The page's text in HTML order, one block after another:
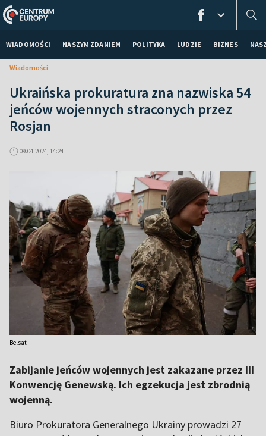
WIADOMOŚCI NASZYM ZDANIEM POLITYKA LUDZIE BIZNES
Wiadomości
Ukraińska prokuratura zna nazwiska 54
jeńców wojennych straconych przez
Rosjan
09.04.2024, 14:24
Belsat
Zabijanie jeńców wojennych jest zakazane przez III
Konwencję Genewską. Ich egzekucja jest zbrodnią
wojenną.
Biuro Prokuratora Generalnego Ukrainy prowadzi 27